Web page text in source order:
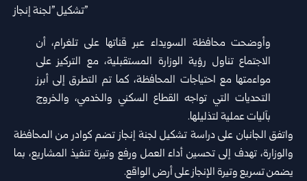
وأوضحت محافظة السويداء عبر قناتها على تلغرام، أن
الاجتماع تناول رؤية الوزارة المستقبلية، مع التركيز على
مواءمتها مع احتياجات المحافظة، كما تم التطرق إلى أبرز
التحديات التي تواجه القطاع السكني والخدمي، والخروج
بآليات عملية لتذليلها.
واتفق الجانبان على دراسة تشكيل لجنة إنجاز تضم كوادر من المحافظة
والوزارة، تهدف إلى تحسين أداء العمل ورفع وتيرة تنفيذ المشاريع، بما
يضمن تسريع وتيرة الإنجاز على أرض الواقع.